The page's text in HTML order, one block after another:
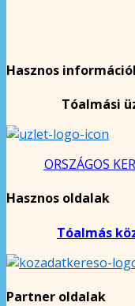
Hasznos
Tóalmási
ORSZÁGOS
Hasznos oldalak
Tóalmás
Partner oldalak